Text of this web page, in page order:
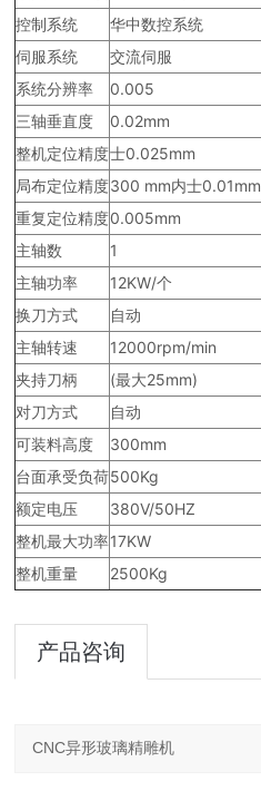
控制系统
华中数控系统
伺服系统
交流伺服
系统分辨率
0.005
三轴垂直度
0.02mm
整机定位精度士0.025mm
局布定位精度300 mm内士0.01mm
重复定位精度0.005mm
主轴数
1
主轴功率
12KW/个
换刀方式
自动
主轴转速
12000rpm/min
夹持刀柄
(最大25mm)
对刀方式
自动
可装料高度
300mm
台面承受负荷500Kg
额定电压
380V/50HZ
整机最大功率17KW
整机重量
2500Kg
产品咨询